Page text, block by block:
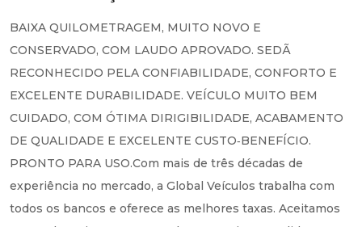
BAIXA QUILOMETRAGEM, MUITO NOVO E
CONSERVADO, COM LAUDO APROVADO. SEDÃ
RECONHECIDO PELA CONFIABILIDADE, CONFORTO E
EXCELENTE DURABILIDADE. VEÍCULO MUITO BEM
CUIDADO, COM ÓTIMA DIRIGIBILIDADE, ACABAMENTO
DE QUALIDADE E EXCELENTE CUSTO‑BENEFÍCIO.
PRONTO PARA USO.Com mais de três décadas de
experiência no mercado, a Global Veículos trabalha com
todos os bancos e oferece as melhores taxas. Aceitamos